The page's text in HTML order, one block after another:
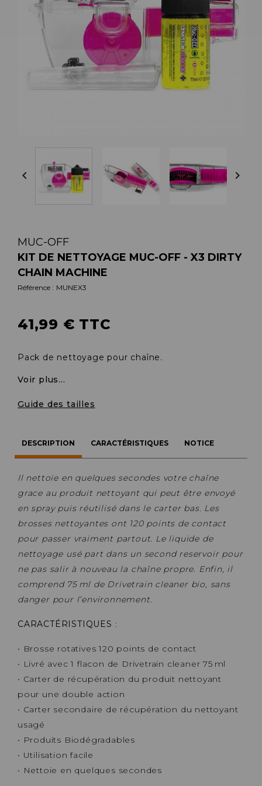
 
MUC-OFF
KIT DE NETTOYAGE MUC-OFF - X3 DIRTY
CHAIN MACHINE
Référence : MUNEX3
41,99 € TTC
Pack de nettoyage pour chaîne.
Voir plus...
Guide des tailles
DESCRIPTION CARACTÉRISTIQUES NOTICE
Il nettoie en quelques secondes votre chaîne
grace au produit nettoyant qui peut être envoyé
en spray puis réutilisé dans le carter bas. Les
brosses nettoyantes ont 120 points de contact
pour passer vraiment partout. Le liquide de
nettoyage usé part dans un second reservoir pour
ne pas salir à nouveau la chaîne propre. Enfin, il
comprend 75 ml de Drivetrain cleaner bio, sans
danger pour l’environnement.
CARACTÉRISTIQUES :
• Brosse rotatives 120 points de contact
• Livré avec 1 flacon de Drivetrain cleaner 75 ml
• Carter de récupération du produit nettoyant
pour une double action
• Carter secondaire de récupération du nettoyant
usagé
• Produits Biodégradables
• Utilisation facile
• Nettoie en quelques secondes